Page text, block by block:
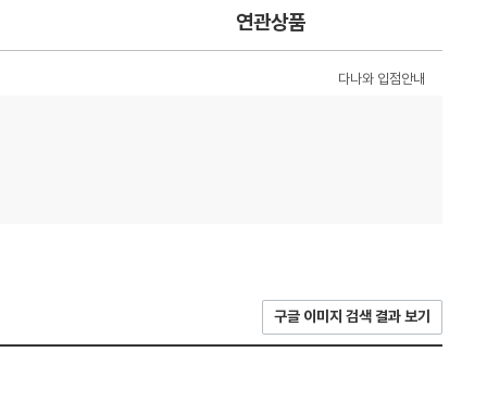
연관상품
다나와 입점안내
구글 이미지 검색 결과 보기